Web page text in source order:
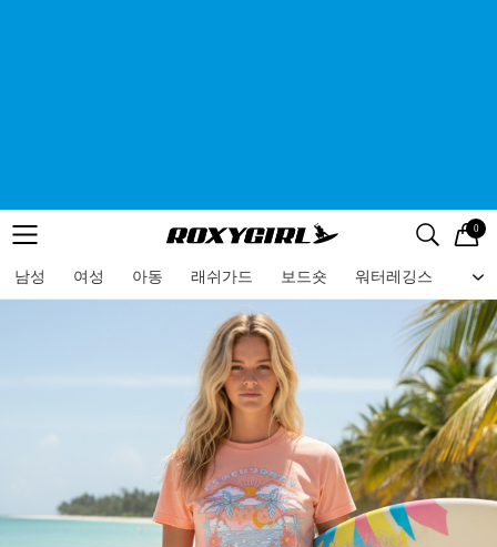
메뉴 검색
로고 0
남성 여성 아동 래쉬가드 보드숏 워터레깅스 비
메뉴